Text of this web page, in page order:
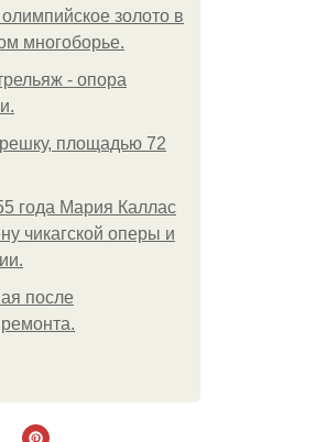
золото в
многоборье.
- опора
площадью 72
года Мария Каллас
чикагской оперы и
после